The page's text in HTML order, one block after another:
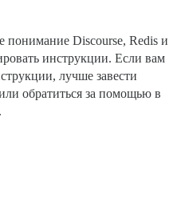
понимание Discourse, Redis и
инструкции. Если вам
лучше завести
обратиться за помощью в